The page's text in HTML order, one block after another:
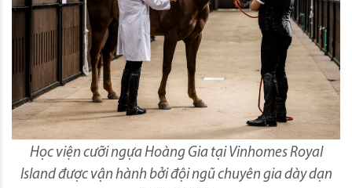
Học viện cưỡi ngựa Hoàng Gia tại Vinhomes Royal
Island được vận hành bởi đội ngũ chuyên gia dày dạn